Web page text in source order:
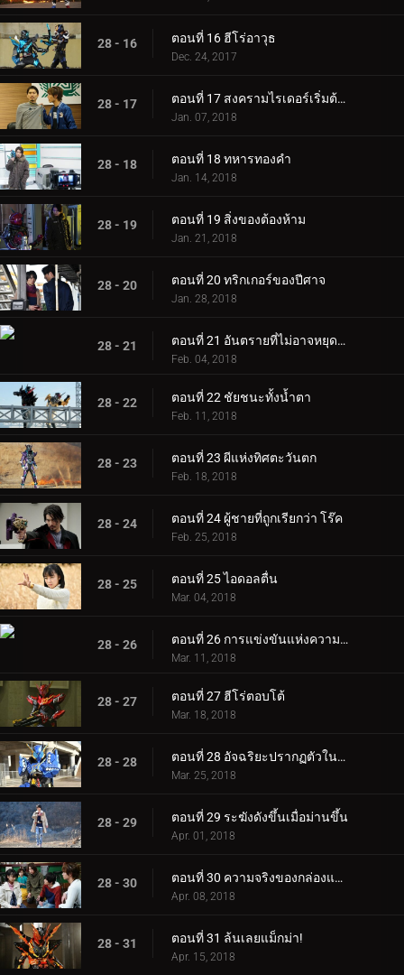
28 - 16 ตอนที่ 16 ฮีโร่อาวุธ
Dec. 24, 2017
28 - 17 ตอนที่ 17 สงครามไรเดอร์เริ่มต้นขึ้น
Jan. 07, 2018
28 - 18 ตอนที่ 18 ทหารทองคำ
Jan. 14, 2018
28 - 19 ตอนที่ 19 สิ่งของต้องห้าม
Jan. 21, 2018
28 - 20 ตอนที่ 20 ทริกเกอร์ของปีศาจ
Jan. 28, 2018
28 - 21 ตอนที่ 21 อันตรายที่ไม่อาจหยุดยั้งได้
Feb. 04, 2018
28 - 22 ตอนที่ 22 ชัยชนะทั้งน้ำตา
Feb. 11, 2018
28 - 23 ตอนที่ 23 ผีแห่งทิศตะวันตก
Feb. 18, 2018
28 - 24 ตอนที่ 24 ผู้ชายที่ถูกเรียกว่า โร๊ค
Feb. 25, 2018
28 - 25 ตอนที่ 25 ไอดอลตื่น
Mar. 04, 2018
28 - 26 ตอนที่ 26 การแข่งขันแห่งความตายของการทรยศ
Mar. 11, 2018
28 - 27 ตอนที่ 27 ฮีโร่ตอบโต้
Mar. 18, 2018
28 - 28 ตอนที่ 28 อัจฉริยะปรากฏตัวในรถถัง
Mar. 25, 2018
28 - 29 ตอนที่ 29 ระฆังดังขึ้นเมื่อม่านขึ้น
Apr. 01, 2018
28 - 30 ตอนที่ 30 ความจริงของกล่องแพนโดร่า
Apr. 08, 2018
28 - 31 ตอนที่ 31 ล้นเลยแม็กม่า!
Apr. 15, 2018